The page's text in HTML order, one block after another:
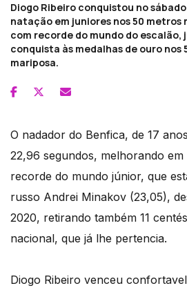
Diogo Ribeiro conquistou no
natação em juniores nos 50 metros
com recorde do mundo do escalão,
conquista às medalhas de ouro nos
mariposa.
O nadador do Benfica, de 17
22,96 segundos, melhorando
recorde do mundo júnior, que
russo Andrei Minakov (23,05),
2020, retirando também 11
nacional, que já lhe pertencia.
Diogo Ribeiro venceu